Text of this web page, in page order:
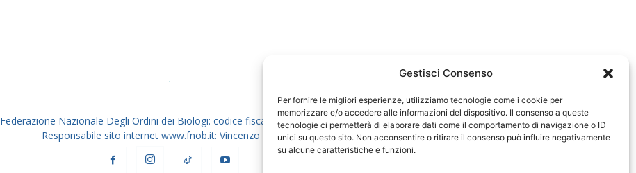
Gestisci Consenso
Per fornire le migliori esperienze, utilizziamo tecnologie come i cookie per
memorizzare e/o accedere alle informazioni del dispositivo. Il consenso a queste
tecnologie ci permetterà di elaborare dati come il comportamento di navigazione o ID
unici su questo sito. Non acconsentire o ritirare il consenso può influire negativamente
su alcune caratteristiche e funzioni.
Federazione Nazionale Degli Ordini dei Biologi: codice fiscale 80069130583
Responsabile sito internet www.fnob.it: Vincenzo D'Anna